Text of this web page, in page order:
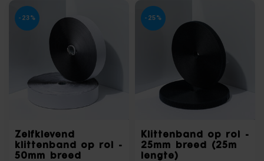
-23%
Zelfklevend
klittenband op rol -
50mm breed
-25%
Klittenband op rol -
25mm breed (25m
lengte)